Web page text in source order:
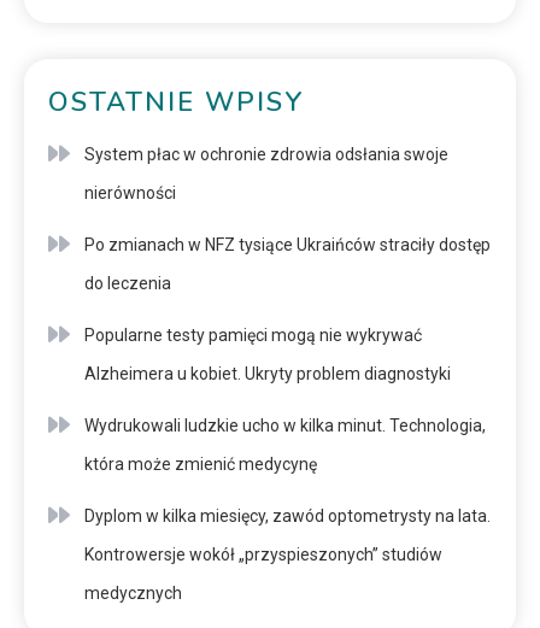
OSTATNIE WPISY
System płac w ochronie zdrowia odsłania swoje
nierówności
Po zmianach w NFZ tysiące Ukraińców straciły dostęp
do leczenia
Popularne testy pamięci mogą nie wykrywać
Alzheimera u kobiet. Ukryty problem diagnostyki
Wydrukowali ludzkie ucho w kilka minut. Technologia,
która może zmienić medycynę
Dyplom w kilka miesięcy, zawód optometrysty na lata.
Kontrowersje wokół „przyspieszonych” studiów
medycznych